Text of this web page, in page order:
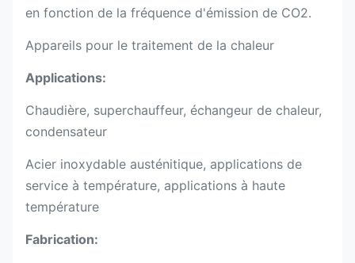
en fonction de la fréquence d'émission de CO2.
Appareils pour le traitement de la chaleur
Applications:
Chaudière, superchauffeur, échangeur de chaleur,
condensateur
Acier inoxydable austénitique, applications de
service à température, applications à haute
température
Fabrication: